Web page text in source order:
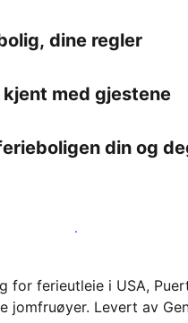
dine regler
kjent med gjestene
din og
din gjennom oss i
for ferieutleie i USA,
jomfruøyer. Levert av